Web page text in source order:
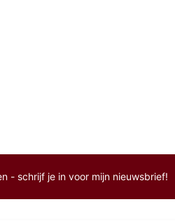
- schrijf je in voor mijn nieuwsbrief!